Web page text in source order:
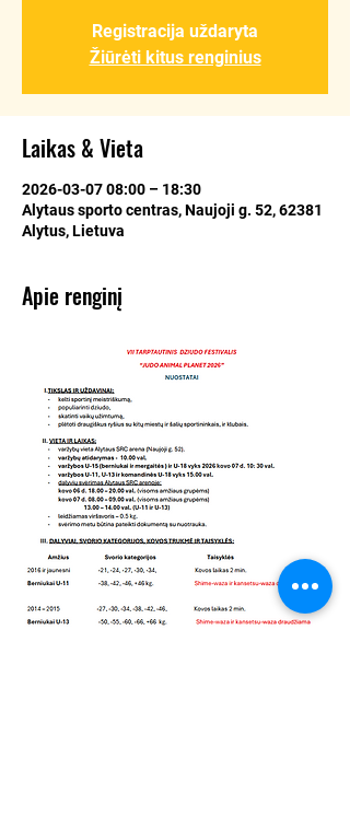
Registracija uždaryta
Žiūrėti kitus renginius
Laikas & Vieta
2026-03-07 08:00 – 18:30
Alytaus sporto centras, Naujoji g. 52, 62381
Alytus, Lietuva
Apie renginį